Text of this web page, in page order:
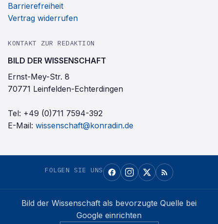
Barrierefreiheit
Vertrag widerrufen
KONTAKT ZUR REDAKTION
BILD DER WISSENSCHAFT
Ernst-Mey-Str. 8
70771 Leinfelden-Echterdingen
Tel: +49 (0)711 7594-392
E-Mail: wissenschaft@konradin.de
FOLGEN SIE UNS
Bild der Wissenschaft als bevorzugte Quelle bei
Google einrichten